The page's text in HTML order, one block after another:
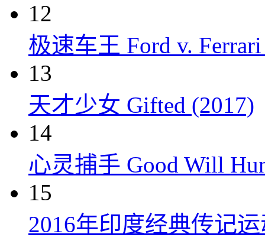
12
极速车王 Ford v.
13
天才少女 Gifted (2017)
14
心灵捕手 Good Will
15
2016年印度经典传记